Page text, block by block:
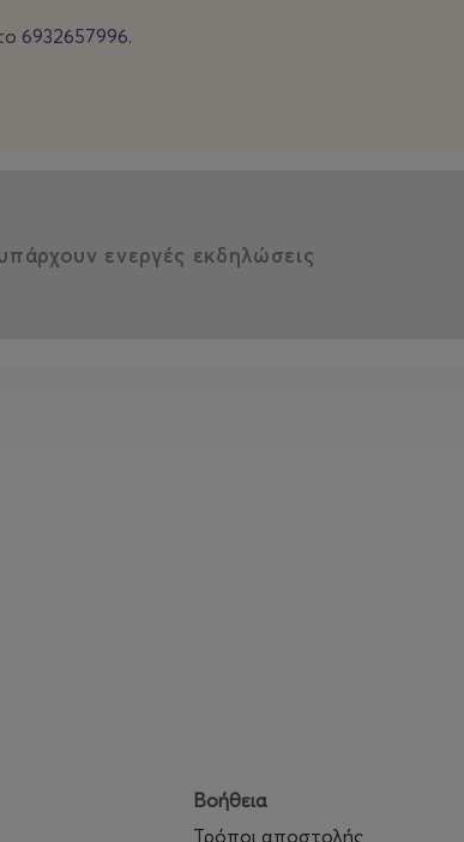
6932657996.
ενεργές εκδηλώσεις
Βοήθεια
Τρόποι αποστολής